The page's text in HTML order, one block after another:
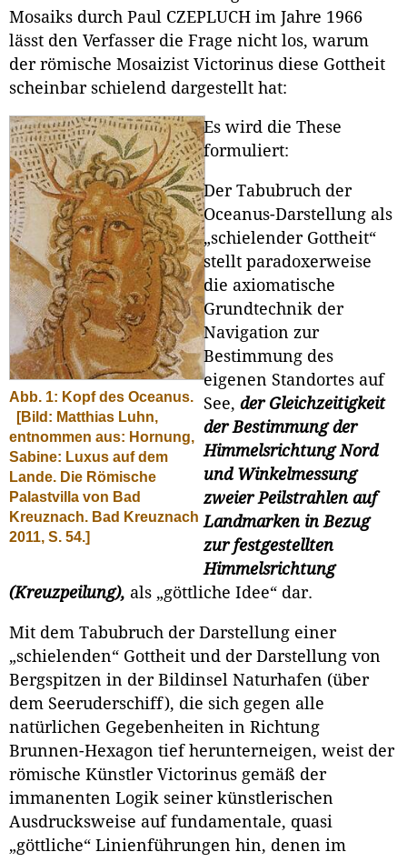
Mosaiks durch Paul CZEPLUCH im Jahre 1966
lässt den Verfasser die Frage nicht los, warum
der römische Mosaizist Victorinus diese Gottheit
scheinbar schielend dargestellt hat:
Abb. 1: Kopf des Oceanus.
[Bild: Matthias Luhn,
entnommen aus: Hornung,
Sabine: Luxus auf dem
Lande. Die Römische
Palastvilla von Bad
Kreuznach. Bad Kreuznach
2011, S. 54.]
Es wird die These
formuliert:
Der Tabubruch der
Oceanus-Darstellung als
„schielender Gottheit“
stellt paradoxerweise
die axiomatische
Grundtechnik der
Navigation zur
Bestimmung des
eigenen Standortes auf
See, der Gleichzeitigkeit
der Bestimmung der
Himmelsrichtung Nord
und Winkelmessung
zweier Peilstrahlen auf
Landmarken in Bezug
zur festgestellten
Himmelsrichtung
(Kreuzpeilung), als „göttliche Idee“ dar.
Mit dem Tabubruch der Darstellung einer
„schielenden“ Gottheit und der Darstellung von
Bergspitzen in der Bildinsel Naturhafen (über
dem Seeruderschiff), die sich gegen alle
natürlichen Gegebenheiten in Richtung
Brunnen-Hexagon tief herunterneigen, weist der
römische Künstler Victorinus gemäß der
immanenten Logik seiner künstlerischen
Ausdrucksweise auf fundamentale, quasi
„göttliche“ Linienführungen hin, denen im